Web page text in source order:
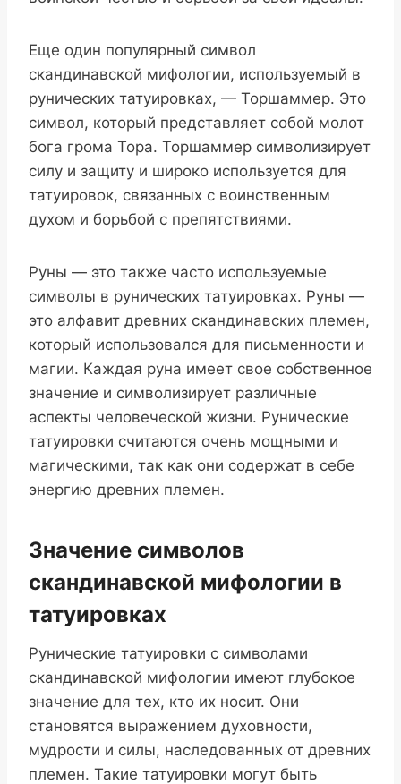
Еще один популярный символ
скандинавской мифологии, используемый в
рунических татуировках, — Торшаммер. Это
символ, который представляет собой молот
бога грома Тора. Торшаммер символизирует
силу и защиту и широко используется для
татуировок, связанных с воинственным
духом и борьбой с препятствиями.
Руны — это также часто используемые
символы в рунических татуировках. Руны —
это алфавит древних скандинавских племен,
который использовался для письменности и
магии. Каждая руна имеет свое собственное
значение и символизирует различные
аспекты человеческой жизни. Рунические
татуировки считаются очень мощными и
магическими, так как они содержат в себе
энергию древних племен.
Значение символов
скандинавской мифологии в
татуировках
Рунические татуировки с символами
скандинавской мифологии имеют глубокое
значение для тех, кто их носит. Они
становятся выражением духовности,
мудрости и силы, наследованных от древних
племен. Такие татуировки могут быть